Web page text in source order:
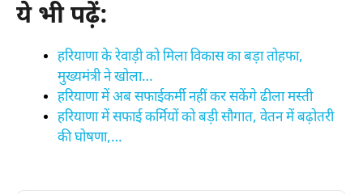
ये भी पढ़ें:
हरियाणा के रेवाड़ी को मिला विकास का बड़ा तोहफा,
मुख्यमंत्री ने खोला…
हरियाणा में अब सफाईकर्मी नहीं कर सकेंगे ढीला मस्ती
हरियाणा में सफाई कर्मियों को बड़ी सौगात, वेतन में बढ़ोतरी
की घोषणा,…